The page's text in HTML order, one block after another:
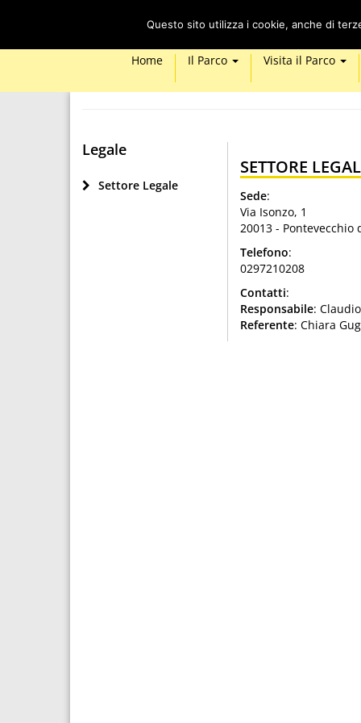
Home Il Parco Visita il Parco
Legale
Settore Legale
SETTORE
Sede:
Via Isonzo, 1
20013 - Pontevecchio
Telefono:
0297210208
Contatti:
Responsabile:
Referente: Chiara
Questo sito utilizza i cookie, anche di